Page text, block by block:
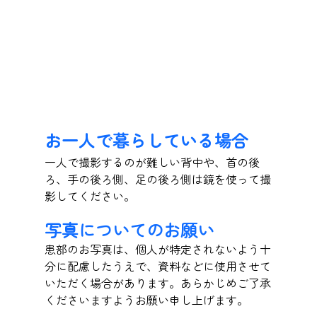
お一人で暮らしている場合
一人で撮影するのが難しい背中や、首の後
ろ、手の後ろ側、足の後ろ側は鏡を使って撮
影してください。
写真についてのお願い
患部のお写真は、個人が特定されないよう十
分に配慮したうえで、資料などに使用させて
いただく場合があります。あらかじめご了承
くださいますようお願い申し上げます。